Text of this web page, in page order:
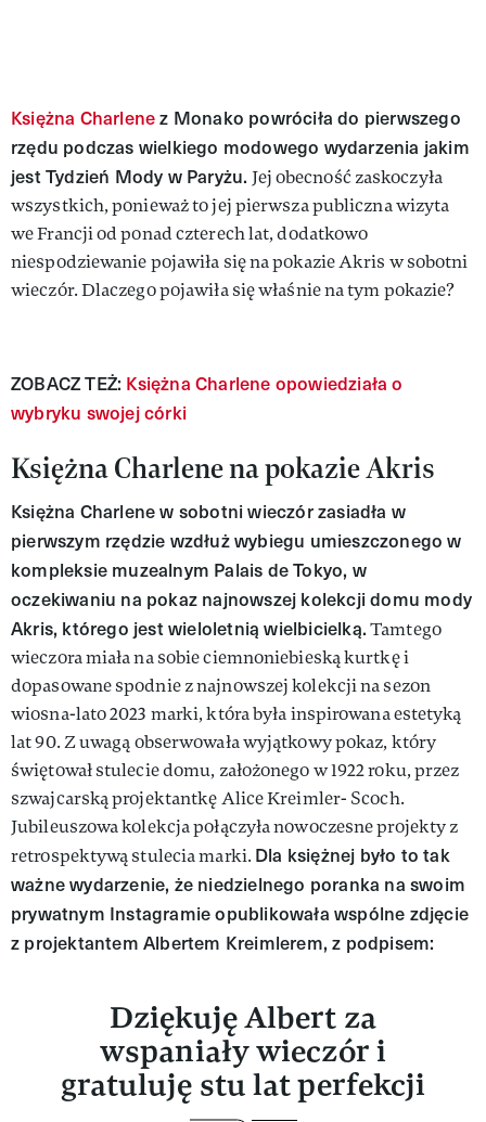
Księżna Charlenez Monako powróciła do pierwszego
rzędu podczas wielkiego modowego wydarzenia jakim
jest Tydzień Mody w Paryżu. Jej obecność zaskoczyła
wszystkich, ponieważ to jej pierwsza publiczna wizyta
we Francji od ponad czterech lat, dodatkowo
niespodziewanie pojawiła się na pokazie Akris w sobotni
wieczór. Dlaczego pojawiła się właśnie na tym pokazie?
ZOBACZ TEŻ: Księżna Charlene opowiedziała o
wybryku swojej córki
Księżna Charlene na pokazie Akris
Księżna Charlene w sobotni wieczór zasiadła w
pierwszym rzędzie wzdłuż wybiegu umieszczonego w
kompleksie muzealnym Palais de Tokyo, w
oczekiwaniu na pokaz najnowszej kolekcji domu mody
Akris, którego jest wieloletnią wielbicielką.Tamtego
wieczora miała na sobie ciemnoniebieską kurtkę i
dopasowane spodnie z najnowszej kolekcji na sezon
wiosna-lato 2023 marki, która była inspirowana estetyką
lat 90. Z uwagą obserwowała wyjątkowy pokaz, który
świętował stulecie domu, założonego w 1922 roku, przez
szwajcarską projektantkę Alice Kreimler- Scoch.
Jubileuszowa kolekcja połączyła nowoczesne projekty z
retrospektywą stulecia marki. Dla księżnej było to tak
ważne wydarzenie, że niedzielnego poranka na swoim
prywatnym Instagramie opublikowała wspólne zdjęcie
z projektantem Albertem Kreimlerem, z podpisem:
Dziękuję Albert za
wspaniały wieczór i
gratuluję stu lat perfekcji